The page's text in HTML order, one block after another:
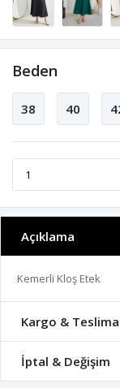
Beden
38 40
Açıklama
Kemerli Kloş Etek
Kargo &
İptal & Değişim